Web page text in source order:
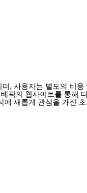
, 사용자는 별도의 비
픽의 웹사이트를 통해
에 새롭게 관심을 가진